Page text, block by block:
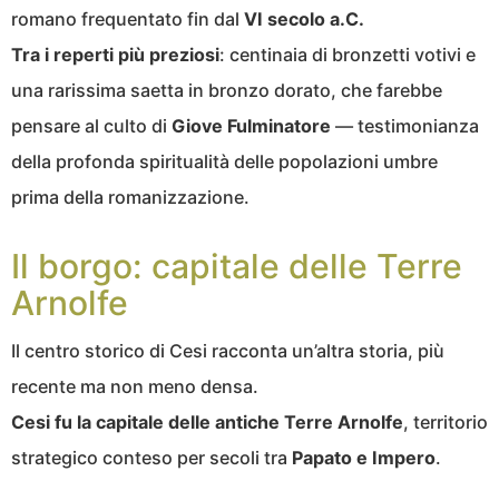
romano frequentato fin dal VI secolo a.C.
Tra i reperti più preziosi: centinaia di bronzetti votivi e
una rarissima saetta in bronzo dorato, che farebbe
pensare al culto di Giove Fulminatore — testimonianza
della profonda spiritualità delle popolazioni umbre
prima della romanizzazione.
Il borgo: capitale delle Terre
Arnolfe
Il centro storico di Cesi racconta un’altra storia, più
recente ma non meno densa.
Cesi fu la capitale delle antiche Terre Arnolfe, territorio
strategico conteso per secoli tra Papato e Impero.